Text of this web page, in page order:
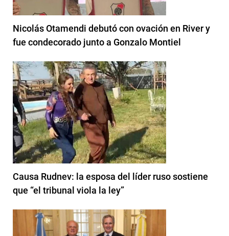
Nicolás Otamendi debutó con ovación en River y
fue condecorado junto a Gonzalo Montiel
Causa Rudnev: la esposa del líder ruso sostiene
que “el tribunal viola la ley”